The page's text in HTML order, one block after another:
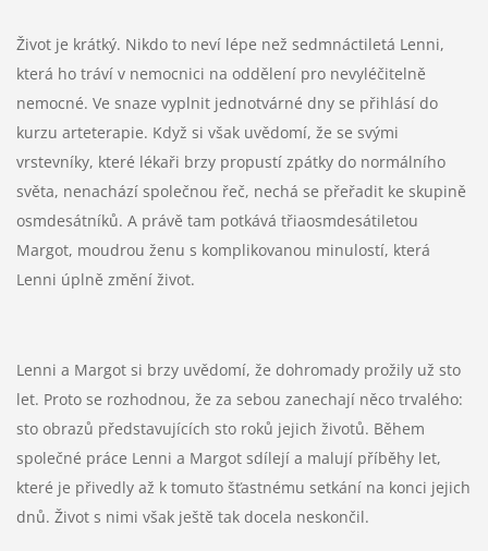
Život je krátký. Nikdo to neví lépe než sedmnáctiletá Lenni,
která ho tráví v nemocnici na oddělení pro nevyléčitelně
nemocné. Ve snaze vyplnit jednotvárné dny se přihlásí do
kurzu arteterapie. Když si však uvědomí, že se svými
vrstevníky, které lékaři brzy propustí zpátky do normálního
světa, nenachází společnou řeč, nechá se přeřadit ke skupině
osmdesátníků. A právě tam potkává třiaosmdesátiletou
Margot, moudrou ženu s komplikovanou minulostí, která
Lenni úplně změní život.
Lenni a Margot si brzy uvědomí, že dohromady prožily už sto
let. Proto se rozhodnou, že za sebou zanechají něco trvalého:
sto obrazů představujících sto roků jejich životů. Během
společné práce Lenni a Margot sdílejí a malují příběhy let,
které je přivedly až k tomuto šťastnému setkání na konci jejich
dnů. Život s nimi však ještě tak docela neskončil.